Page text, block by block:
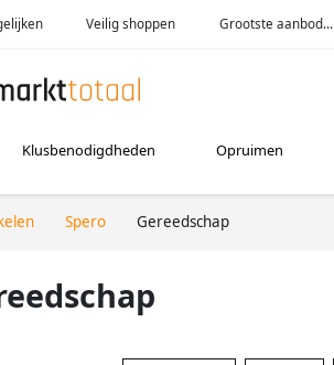
Veilig shoppen Grootste aanbod...
Klusbenodigdheden Opruimen
Spero Gereedschap